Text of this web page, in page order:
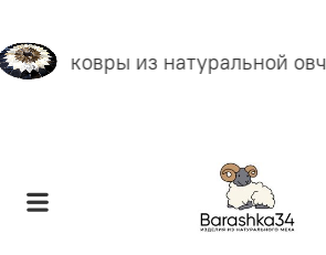
ковры из натуральной